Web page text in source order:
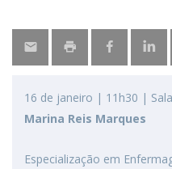
16 de janeiro | 11h30 |
Marina Reis Marques
Especialização em